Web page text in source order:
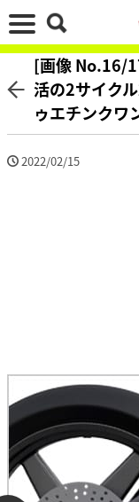
[画像 No.16/
活の2サイク
ゥエチンクワ
2022/02/15